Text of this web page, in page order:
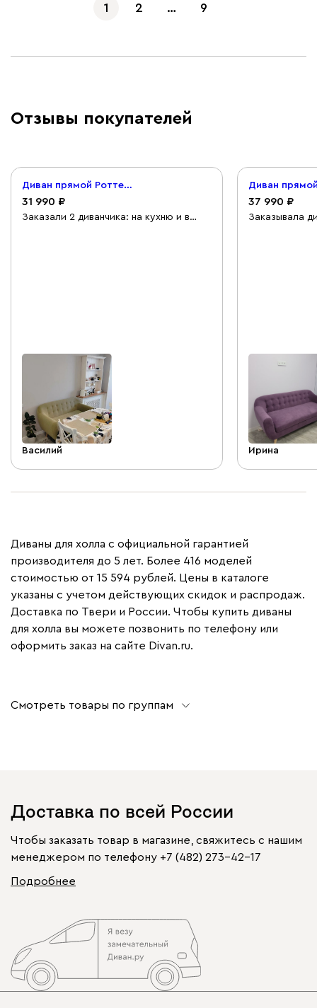
1 2 … 9
Отзывы покупателей
Диван прямой Роттердам Вельвет Бежевый
31 990
Заказали 2 диванчика: на кухню и в
без задержек. Упакованы очень
хорошо. Всё здорово! Радуемся новым
диванчикам😊
Василий
37 990
Заказывала
Ирина
Диваны для холла с официальной гарантией
производителя до 5 лет. Более 416 моделей
стоимостью от 15 594 рублей. Цены в каталоге
указаны с учетом действующих скидок и распродаж.
Доставка по Твери и России. Чтобы купить диваны
для холла вы можете позвонить по телефону или
оформить заказ на сайте Divan.ru.
Смотреть товары по группам
Доставка по всей России
Чтобы заказать товар в магазине, свяжитесь с нашим
менеджером по телефону +7 (482) 273-42-17
Подробнее